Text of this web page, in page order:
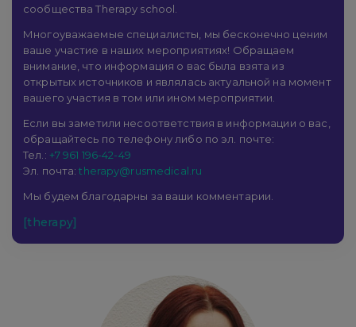
сообщества Therapy school.
Многоуважаемые специалисты, мы бесконечно ценим
ваше участие в наших мероприятиях! Обращаем
внимание, что информация о вас была взята из
открытых источников и являлась актуальной на момент
вашего участия в том или ином мероприятии.
Если вы заметили несоответствия в информации о вас,
обращайтесь по телефону либо по эл. почте:
Тел.: +7 961 196-42-49
Эл. почта:therapy@rusmedical.ru
Мы будем благодарны за ваши комментарии.
[therapy]